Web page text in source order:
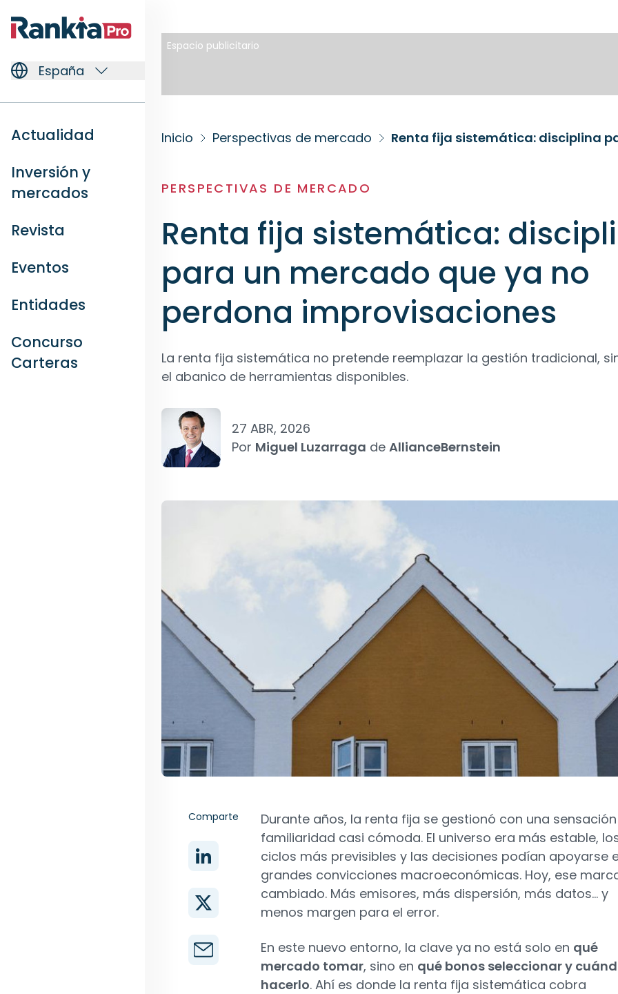
España
Actualidad
Inversión y
mercados
Revista
Eventos
Entidades
Concurso
Carteras
Espacio publicitario
Inicio Perspectivas de mercado
PERSPECTIVAS DE MERCADO
Renta fija sistemática:
para un mercado que ya no
perdona improvisaciones
La renta fija sistemática no pretende reemplazar la gestión tradicional,
el abanico de herramientas disponibles.
27 ABR, 2026
Por Miguel Luzarraga de AllianceBernstein
Comparte
Durante años, la renta fija se gestionó con una
familiaridad casi cómoda. El universo era más estable,
ciclos más previsibles y las decisiones podían apoyarse
grandes convicciones macroeconómicas. Hoy, ese
cambiado. Más emisores, más dispersión, más datos… y
menos margen para el error.
En este nuevo entorno, la clave ya no está solo en qué
mercado tomar, sino en qué bonos seleccionar y
hacerlo. Ahí es donde la renta fija sistemática cobra